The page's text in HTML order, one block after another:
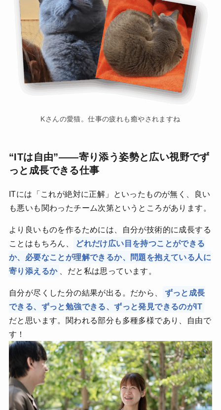
Kさんの愛猫。仕事の疲れも癒やされますね
“ITは自由”――寄り添う姿勢と広い視野でず
っと成長できる仕事
ITには「これが絶対に正解」といったものが無く、良い
も悪いも関わったチーム次第というところがあります。
より良いものを作るためには、自分が技術的に成長する
ことはもちろん、
どれだけ広い目を持つことができる
か、必要なことが理解できるか、問題を抱えている人に
寄り添えるか
、だと私は思っています。
自分が尽くした分の結果が出る。だから、
ずっと成長
できる、ずっと勉強できる、ずっと発見できるのがIT
だと思います。関われる部分も多種多様であり、自由で
す！